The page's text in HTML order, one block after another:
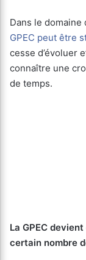
Dans le
GPEC peut être
cesse d’évoluer
connaître une
de temps.
La GPEC
certain nombre